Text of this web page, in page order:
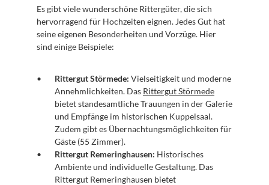
Es gibt viele wunderschöne Rittergüter, die sich
hervorragend für Hochzeiten eignen. Jedes Gut hat
seine eigenen Besonderheiten und Vorzüge. Hier
sind einige Beispiele:
Rittergut Störmede: Vielseitigkeit und moderne
Annehmlichkeiten. Das Rittergut Störmede
bietet standesamtliche Trauungen in der Galerie
und Empfänge im historischen Kuppelsaal.
Zudem gibt es Übernachtungsmöglichkeiten für
Gäste (55 Zimmer).
Rittergut Remeringhausen: Historisches
Ambiente und individuelle Gestaltung. Das
Rittergut Remeringhausen bietet